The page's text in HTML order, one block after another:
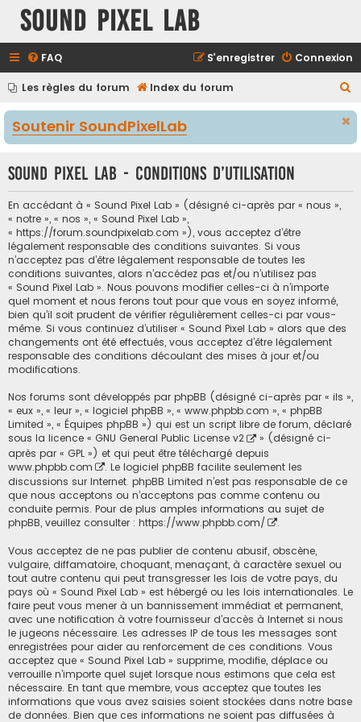
Sound Pixel Lab
FAQ Connexion
S’enregistrer
Les règles du forum Index du forum
e
r
Soutenir SoundPixelLab
Sound Pixel Lab - Conditions d’utilisation
En accédant à « Sound Pixel Lab » (désigné ci-après par « nous »,
« notre », « nos », « Sound Pixel Lab »,
« https://forum.soundpixelab.com »), vous acceptez d’être
légalement responsable des conditions suivantes. Si vous
n’acceptez pas d’être légalement responsable de toutes les
conditions suivantes, alors n’accédez pas et/ou n’utilisez pas
« Sound Pixel Lab ». Nous pouvons modifier celles-ci à n’importe
quel moment et nous ferons tout pour que vous en soyez informé,
bien qu’il soit prudent de vérifier régulièrement celles-ci par vous-
même. Si vous continuez d’utiliser « Sound Pixel Lab » alors que des
changements ont été effectués, vous acceptez d’être légalement
responsable des conditions découlant des mises à jour et/ou
modifications.
Nos forums sont développés par phpBB (désigné ci-après par « ils »,
« eux », « leur », « logiciel phpBB », « www.phpbb.com », « phpBB
Limited », « Équipes phpBB ») qui est un script libre de forum, déclaré
sous la licence « GNU General Public License v2
» (désigné ci-
après par « GPL ») et qui peut être téléchargé depuis
www.phpbb.com
. Le logiciel phpBB facilite seulement les
discussions sur Internet. phpBB Limited n’est pas responsable de ce
que nous acceptons ou n’acceptons pas comme contenu ou
conduite permis. Pour de plus amples informations au sujet de
phpBB, veuillez consulter : https://www.phpbb.com/ .
Vous acceptez de ne pas publier de contenu abusif, obscène,
vulgaire, diffamatoire, choquant, menaçant, à caractère sexuel ou
tout autre contenu qui peut transgresser les lois de votre pays, du
pays où « Sound Pixel Lab » est hébergé ou les lois internationales. Le
faire peut vous mener à un bannissement immédiat et permanent,
avec une notification à votre fournisseur d’accès à Internet si nous
le jugeons nécessaire. Les adresses IP de tous les messages sont
enregistrées pour aider au renforcement de ces conditions. Vous
acceptez que « Sound Pixel Lab » supprime, modifie, déplace ou
verrouille n’importe quel sujet lorsque nous estimons que cela est
nécessaire. En tant que membre, vous acceptez que toutes les
informations que vous avez saisies soient stockées dans notre base
de données. Bien que ces informations ne soient pas diffusées à